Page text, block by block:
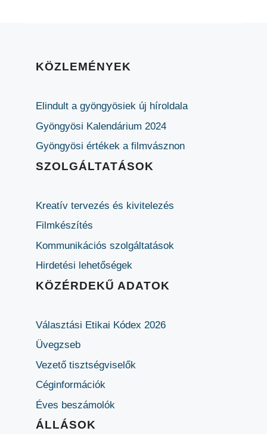
KÖZLEMÉNYEK
Elindult a gyöngyösiek új híroldala
Gyöngyösi Kalendárium 2024
Gyöngyösi értékek a filmvásznon
SZOLGÁLTATÁSOK
Kreatív tervezés és kivitelezés
Filmkészítés
Kommunikációs szolgáltatások
Hirdetési lehetőségek
KÖZÉRDEKŰ ADATOK
Választási Etikai Kódex 2026
Üvegzseb
Vezető tisztségviselők
Céginformációk
Éves beszámolók
ÁLLÁSOK